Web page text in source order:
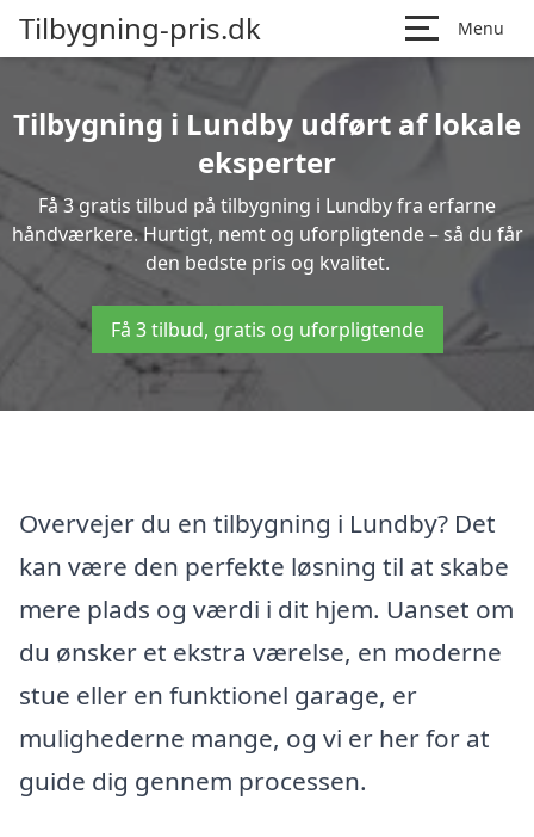
Tilbygning-pris.dk Menu
Tilbygning i Lundby udført af lokale
eksperter
Få 3 gratis tilbud på tilbygning i Lundby fra erfarne
håndværkere. Hurtigt, nemt og uforpligtende – så du får
den bedste pris og kvalitet.
Få 3 tilbud, gratis og uforpligtende
Overvejer du en tilbygning i Lundby? Det
kan være den perfekte løsning til at skabe
mere plads og værdi i dit hjem. Uanset om
du ønsker et ekstra værelse, en moderne
stue eller en funktionel garage, er
mulighederne mange, og vi er her for at
guide dig gennem processen.